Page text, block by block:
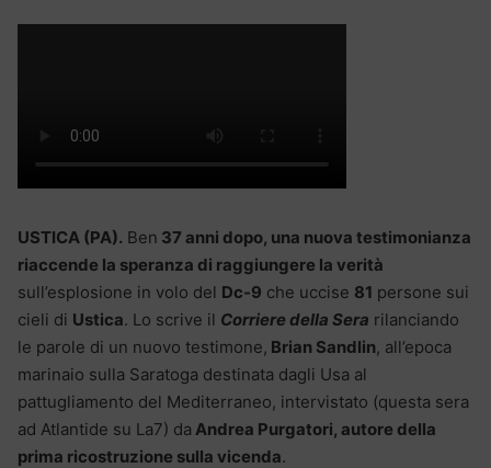
USTICA (PA). Ben 37 anni dopo, una nuova testimonianza
riaccende la speranza di raggiungere la verità
sull’esplosione in volo del Dc-9 che uccise 81 persone sui
cieli di Ustica. Lo scrive il Corriere della Sera rilanciando
le parole di un nuovo testimone, Brian Sandlin, all’epoca
marinaio sulla Saratoga destinata dagli Usa al
pattugliamento del Mediterraneo, intervistato (questa sera
ad Atlantide su La7) da Andrea Purgatori, autore della
prima ricostruzione sulla vicenda.